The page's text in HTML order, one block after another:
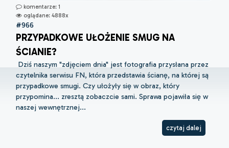
komentarze: 1
oglądane: 4888x
#966
PRZYPADKOWE UŁOŻENIE SMUG NA
ŚCIANIE?
Dziś naszym "zdjęciem dnia" jest fotografia przysłana przez
czytelnika serwisu FN, która przedstawia ścianę, na której są
przypadkowe smugi. Czy ułożyły się w obraz, który
przypomina... zresztą zobaczcie sami. Sprawa pojawiła się w
naszej wewnętrznej...
czytaj dalej